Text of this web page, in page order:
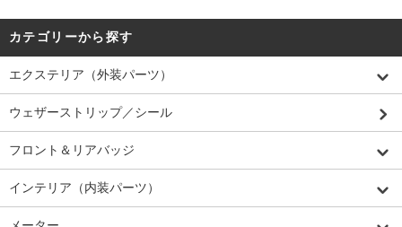
カテゴリーから探す
エクステリア（外装パーツ）
ウェザーストリップ／シール
フロント＆リアバッジ
インテリア（内装パーツ）